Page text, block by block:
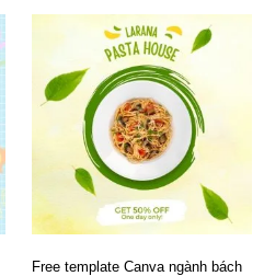
Free template Canva ngành bách